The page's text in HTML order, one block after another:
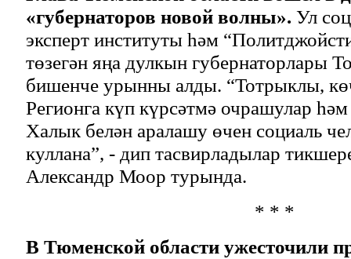
«губернаторов новой волны». Ул
эксперт институты һәм
төзегән яңа дулкын губернаторлары
бишенче урынны алды. “Тотрыклы,
Регионга күп күрсәтмә очрашулар
Халык белән аралашу өчен социаль
куллана”, - дип тасвирладылар
Александр Моор турында.
* * *
В Тюменской области ужесточили